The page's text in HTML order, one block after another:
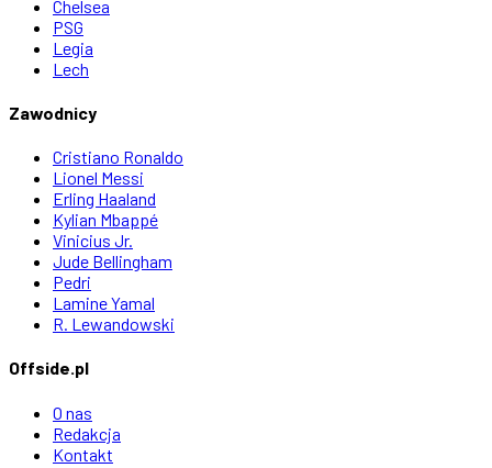
Chelsea
PSG
Legia
Lech
Zawodnicy
Cristiano Ronaldo
Lionel Messi
Erling Haaland
Kylian Mbappé
Vinicius Jr.
Jude Bellingham
Pedri
Lamine Yamal
R. Lewandowski
Offside.pl
O nas
Redakcja
Kontakt